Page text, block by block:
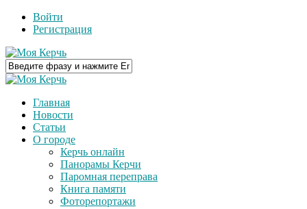
Войти
Регистрация
Главная
Новости
Статьи
О городе
Керчь онлайн
Панорамы Керчи
Паромная переправа
Книга памяти
Фоторепортажи